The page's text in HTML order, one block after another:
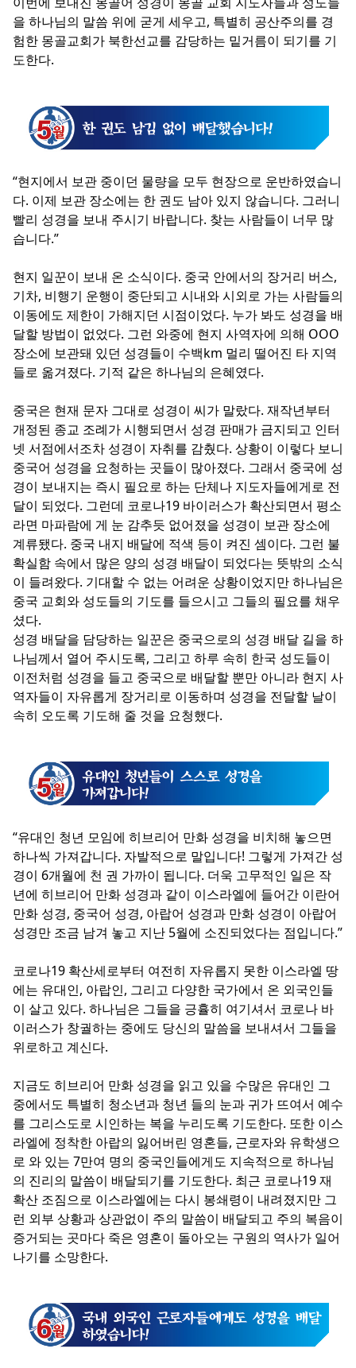
을 하나님의 말씀 위에 굳게 세우고, 특별히 공산주의를 경
험한 몽골교회가 북한선교를 감당하는 밑거름이 되기를 기
도한다.
“현지에서 보관 중이던 물량을 모두 현장으로 운반하였습니
다. 이제 보관 장소에는 한 권도 남아 있지 않습니다. 그러니
빨리 성경을 보내 주시기 바랍니다. 찾는 사람들이 너무 많
습니다.”
현지 일꾼이 보내 온 소식이다. 중국 안에서의 장거리 버스,
기차, 비행기 운행이 중단되고 시내와 시외로 가는 사람들의
이동에도 제한이 가해지던 시점이었다. 누가 봐도 성경을 배
달할 방법이 없었다. 그런 와중에 현지 사역자에 의해 OOO
장소에 보관돼 있던 성경들이 수백km 멀리 떨어진 타 지역
들로 옮겨졌다. 기적 같은 하나님의 은혜였다.
중국은 현재 문자 그대로 성경이 씨가 말랐다. 재작년부터
개정된 종교 조례가 시행되면서 성경 판매가 금지되고 인터
넷 서점에서조차 성경이 자취를 감췄다. 상황이 이렇다 보니
중국어 성경을 요청하는 곳들이 많아졌다. 그래서 중국에 성
경이 보내지는 즉시 필요로 하는 단체나 지도자들에게로 전
달이 되었다. 그런데 코로나19 바이러스가 확산되면서 평소
라면 마파람에 게 눈 감추듯 없어졌을 성경이 보관 장소에
계류됐다. 중국 내지 배달에 적색 등이 켜진 셈이다. 그런 불
확실함 속에서 많은 양의 성경 배달이 되었다는 뜻밖의 소식
이 들려왔다. 기대할 수 없는 어려운 상황이었지만 하나님은
중국 교회와 성도들의 기도를 들으시고 그들의 필요를 채우
셨다.
성경 배달을 담당하는 일꾼은 중국으로의 성경 배달 길을 하
나님께서 열어 주시도록, 그리고 하루 속히 한국 성도들이
이전처럼 성경을 들고 중국으로 배달할 뿐만 아니라 현지 사
역자들이 자유롭게 장거리로 이동하며 성경을 전달할 날이
속히 오도록 기도해 줄 것을 요청했다.
“유대인 청년 모임에 히브리어 만화 성경을 비치해 놓으면
하나씩 가져갑니다. 자발적으로 말입니다! 그렇게 가져간 성
경이 6개월에 천 권 가까이 됩니다. 더욱 고무적인 일은 작
년에 히브리어 만화 성경과 같이 이스라엘에 들어간 이란어
만화 성경, 중국어 성경, 아랍어 성경과 만화 성경이 아랍어
성경만 조금 남겨 놓고 지난 5월에 소진되었다는 점입니다.”
코로나19 확산세로부터 여전히 자유롭지 못한 이스라엘 땅
에는 유대인, 아랍인, 그리고 다양한 국가에서 온 외국인들
이 살고 있다. 하나님은 그들을 긍휼히 여기셔서 코로나 바
이러스가 창궐하는 중에도 당신의 말씀을 보내셔서 그들을
위로하고 계신다.
지금도 히브리어 만화 성경을 읽고 있을 수많은 유대인 그
중에서도 특별히 청소년과 청년 들의 눈과 귀가 뜨여서 예수
를 그리스도로 시인하는 복을 누리도록 기도한다. 또한 이스
라엘에 정착한 아랍의 잃어버린 영혼들, 근로자와 유학생으
로 와 있는 7만여 명의 중국인들에게도 지속적으로 하나님
의 진리의 말씀이 배달되기를 기도한다. 최근 코로나19 재
확산 조짐으로 이스라엘에는 다시 봉쇄령이 내려졌지만 그
런 외부 상황과 상관없이 주의 말씀이 배달되고 주의 복음이
증거되는 곳마다 죽은 영혼이 돌아오는 구원의 역사가 일어
나기를 소망한다.